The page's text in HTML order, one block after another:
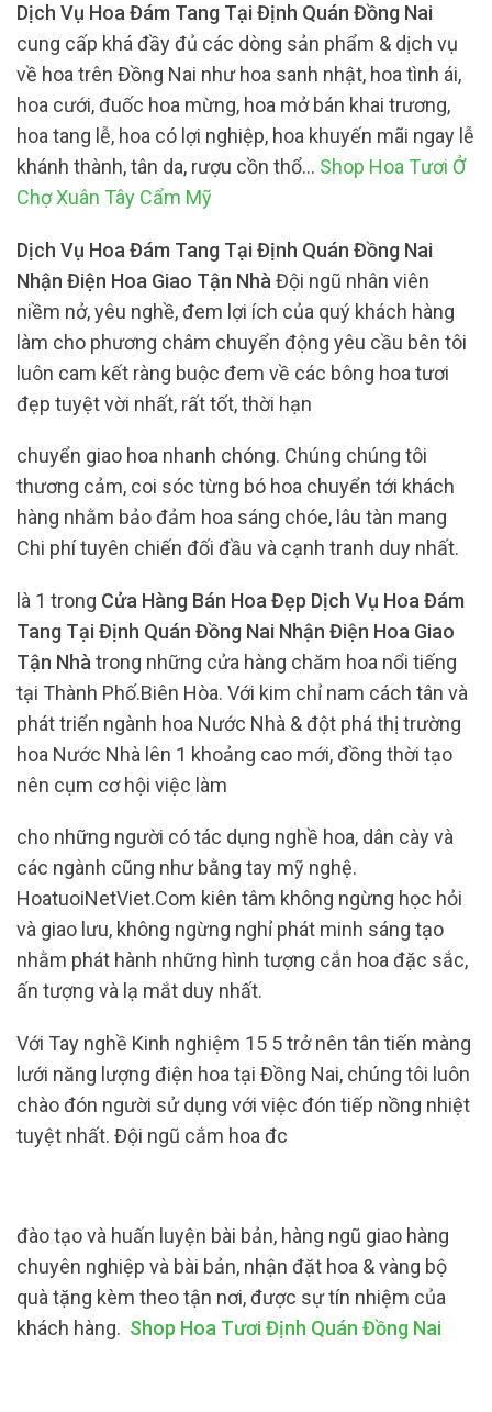
Dịch Vụ Hoa Đám Tang Tại Định Quán Đồng Nai
cung cấp khá đầy đủ các dòng sản phẩm & dịch vụ
về hoa trên Đồng Nai như hoa sanh nhật, hoa tình ái,
hoa cưới, đuốc hoa mừng, hoa mở bán khai trương,
hoa tang lễ, hoa có lợi nghiệp, hoa khuyến mãi ngay lễ
khánh thành, tân da, rượu cồn thổ… Shop Hoa Tươi Ở
Chợ Xuân Tây Cẩm Mỹ
Dịch Vụ Hoa Đám Tang Tại Định Quán Đồng Nai
Nhận Điện Hoa Giao Tận Nhà Đội ngũ nhân viên
niềm nở, yêu nghề, đem lợi ích của quý khách hàng
làm cho phương châm chuyển động yêu cầu bên tôi
luôn cam kết ràng buộc đem về các bông hoa tươi
đẹp tuyệt vời nhất, rất tốt, thời hạn
chuyển giao hoa nhanh chóng. Chúng chúng tôi
thương cảm, coi sóc từng bó hoa chuyển tới khách
hàng nhằm bảo đảm hoa sáng chóe, lâu tàn mang
Chi phí tuyên chiến đối đầu và cạnh tranh duy nhất.
là 1 trong Cửa Hàng Bán Hoa Đẹp Dịch Vụ Hoa Đám
Tang Tại Định Quán Đồng Nai Nhận Điện Hoa Giao
Tận Nhà trong những cửa hàng chăm hoa nổi tiếng
tại Thành Phố.Biên Hòa. Với kim chỉ nam cách tân và
phát triển ngành hoa Nước Nhà & đột phá thị trường
hoa Nước Nhà lên 1 khoảng cao mới, đồng thời tạo
nên cụm cơ hội việc làm
cho những người có tác dụng nghề hoa, dân cày và
các ngành cũng như bằng tay mỹ nghệ.
HoatuoiNetViet.Com kiên tâm không ngừng học hỏi
và giao lưu, không ngừng nghỉ phát minh sáng tạo
nhằm phát hành những hình tượng cắn hoa đặc sắc,
ấn tượng và lạ mắt duy nhất.
Với Tay nghề Kinh nghiệm 15 5 trở nên tân tiến màng
lưới năng lượng điện hoa tại Đồng Nai, chúng tôi luôn
chào đón người sử dụng với việc đón tiếp nồng nhiệt
tuyệt nhất. Đội ngũ cắm hoa đc
đào tạo và huấn luyện bài bản, hàng ngũ giao hàng
chuyên nghiệp và bài bản, nhận đặt hoa & vàng bộ
quà tặng kèm theo tận nơi, được sự tín nhiệm của
khách hàng. Shop Hoa Tươi Định Quán Đồng Nai